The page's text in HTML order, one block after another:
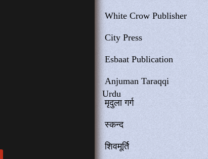
White Crow Publisher
City Press
Esbaat Publication
Anjuman Taraqqi
Urdu
मृदुला गर्ग
स्कन्द
शिवमूर्ति